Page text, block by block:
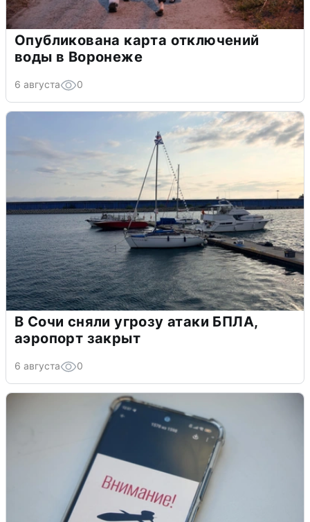
Опубликована карта отключений
воды в Воронеже
6 августа 0
В Сочи сняли угрозу атаки БПЛА,
аэропорт закрыт
6 августа 0